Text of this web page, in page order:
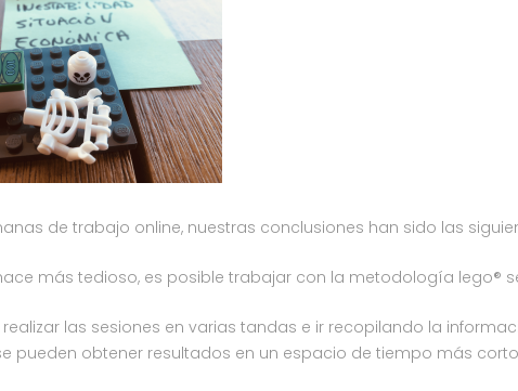
de trabajo online, nuestras conclusiones han sido las
más tedioso, es posible trabajar con la metodología lego®
realizar las sesiones en varias tandas e ir recopilando la
pueden obtener resultados en un espacio de tiempo más